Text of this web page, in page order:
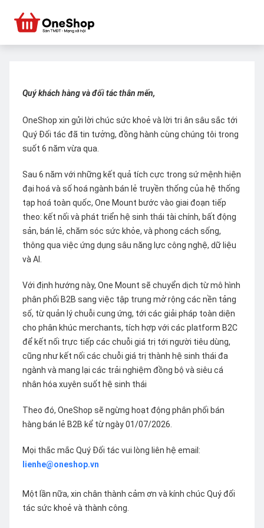
Quý khách hàng và đối tác thân mến,
OneShop xin gửi lời chúc sức khoẻ và lời tri ân sâu sắc tới
Quý Đối tác đã tin tưởng, đồng hành cùng chúng tôi trong
suốt 6 năm vừa qua.
Sau 6 năm với những kết quả tích cực trong sứ mệnh hiện
đại hoá và số hoá ngành bán lẻ truyền thống của hệ thống
tạp hoá toàn quốc, One Mount bước vào giai đoạn tiếp
theo: kết nối và phát triển hệ sinh thái tài chính, bất động
sản, bán lẻ, chăm sóc sức khỏe, và phong cách sống,
thông qua việc ứng dụng sâu năng lực công nghệ, dữ liệu
và AI.
Với định hướng này, One Mount sẽ chuyển dịch từ mô hình
phân phối B2B sang việc tập trung mở rộng các nền tảng
số, từ quản lý chuỗi cung ứng, tới các giải pháp toàn diện
cho phân khúc merchants, tích hợp với các platform B2C
để kết nối trực tiếp các chuỗi giá trị tới người tiêu dùng,
cũng như kết nối các chuỗi giá trị thành hệ sinh thái đa
ngành và mang lại các trải nghiệm đồng bộ và siêu cá
nhân hóa xuyên suốt hệ sinh thái
Theo đó, OneShop sẽ ngừng hoạt động phân phối bán
hàng bán lẻ B2B kể từ ngày 01/07/2026.
Mọi thắc mắc Quý Đối tác vui lòng liên hệ email:
lienhe@oneshop.vn
Một lần nữa, xin chân thành cảm ơn và kính chúc Quý đối
tác sức khoẻ và thành công.